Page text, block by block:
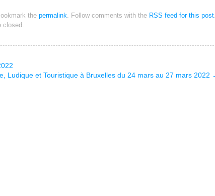
the permalink. Follow comments with the RSS feed for this post.
closed.
Ludique et Touristique à Bruxelles du 24 mars au 27 mars 2022